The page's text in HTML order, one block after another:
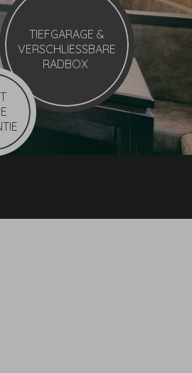
TIEFGARAGE&
VERSCHLIESSBARE
RADBOX